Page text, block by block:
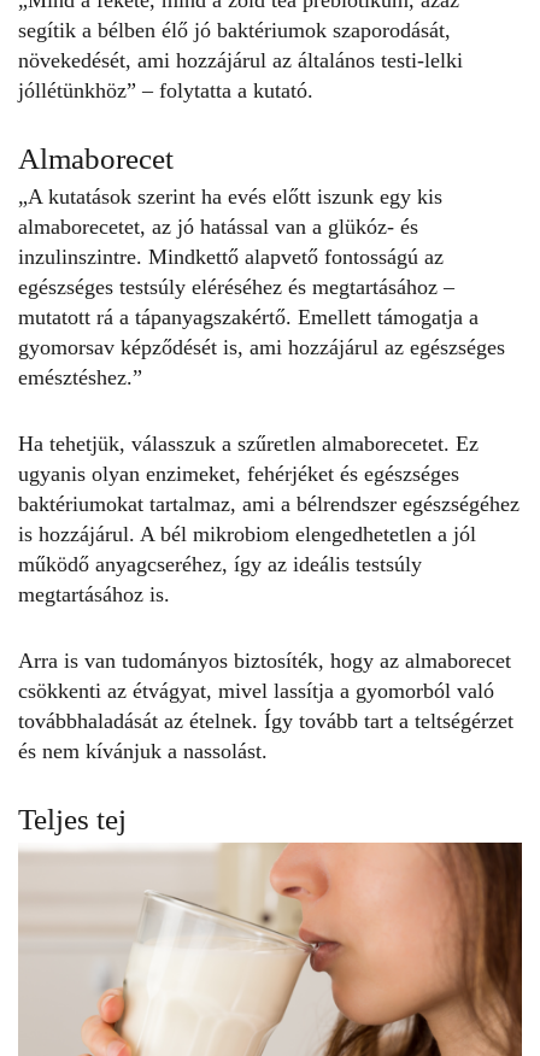
segítik a bélben élő jó baktériumok szaporodását,
növekedését, ami hozzájárul az általános testi-lelki
jóllétünkhöz” – folytatta a kutató.
Almaborecet
„A kutatások szerint ha evés előtt iszunk egy kis
almaborecetet, az jó hatással van a glükóz- és
inzulinszintre. Mindkettő alapvető fontosságú az
egészséges testsúly eléréséhez és megtartásához –
mutatott rá a tápanyagszakértő. Emellett támogatja a
gyomorsav képződését is, ami hozzájárul az egészséges
emésztéshez.”
Ha tehetjük, válasszuk a szűretlen almaborecetet. Ez
ugyanis olyan enzimeket, fehérjéket és egészséges
baktériumokat tartalmaz, ami a bélrendszer egészségéhez
is hozzájárul. A bél mikrobiom elengedhetetlen a jól
működő anyagcseréhez, így az ideális testsúly
megtartásához is.
Arra is van tudományos biztosíték, hogy az almaborecet
csökkenti az étvágyat, mivel lassítja a gyomorból való
továbbhaladását az ételnek. Így tovább tart a teltségérzet
és nem kívánjuk a nassolást.
Teljes tej